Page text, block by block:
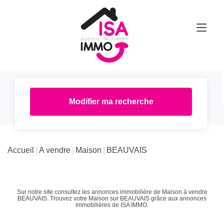
Modifier ma recherche
Accueil A vendre Maison BEAUVAIS
Sur notre site consultez les annonces immobilière de Maison à vendre
BEAUVAIS. Trouvez votre Maison sur BEAUVAIS grâce aux annonces
immobilières de ISA IMMO.